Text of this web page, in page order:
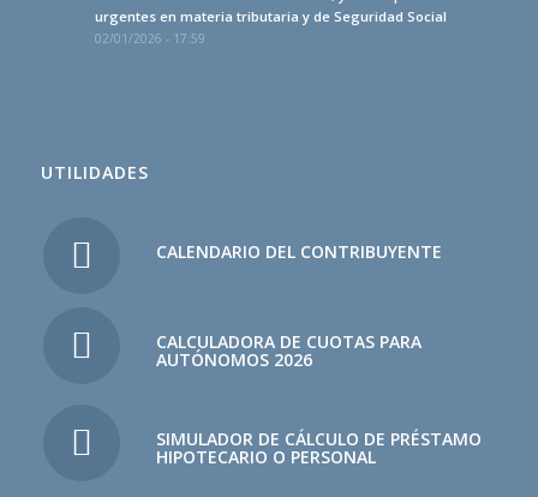
urgentes en materia tributaria y de Seguridad Social
02/01/2026 - 17:59
UTILIDADES
CALENDARIO DEL CONTRIBUYENTE
CALCULADORA DE CUOTAS PARA
AUTÓNOMOS 2026
SIMULADOR DE CÁLCULO DE PRÉSTAMO
HIPOTECARIO O PERSONAL